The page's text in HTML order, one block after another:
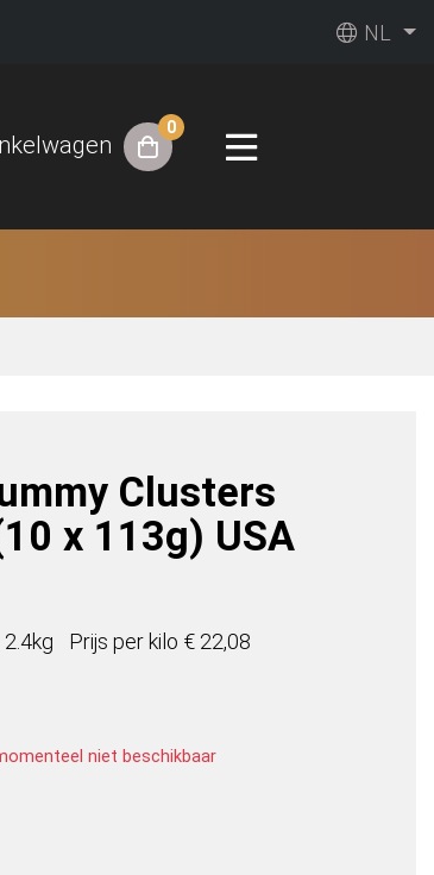
NL
0
Clusters
x 113g) USA
Prijs per kilo € 22,08
niet beschikbaar